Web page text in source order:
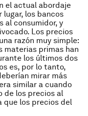
el actual abordaje
lugar, los bancos
al consumidor, y
Los precios
razón muy simple:
materias primas han
los últimos dos
es, por lo tanto,
mirar más
similar a cuando
de los precios al
que los precios del